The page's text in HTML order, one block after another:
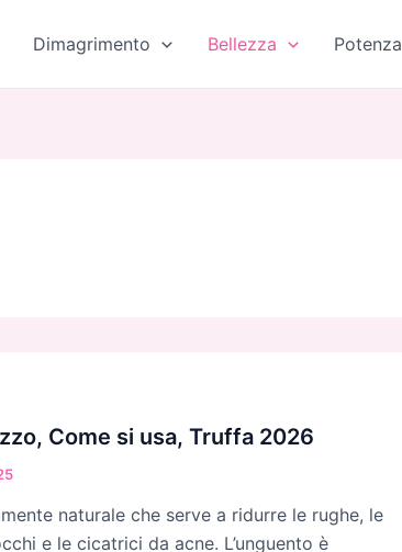
Dimagrimento Bellezza Potenza
Come si usa, Truffa 2026
naturale che serve a ridurre le rughe, le
e le cicatrici da acne. L’unguento è